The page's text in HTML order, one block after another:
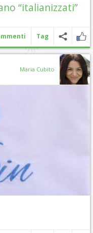
“italianizzati”
Tag
Maria Cubito